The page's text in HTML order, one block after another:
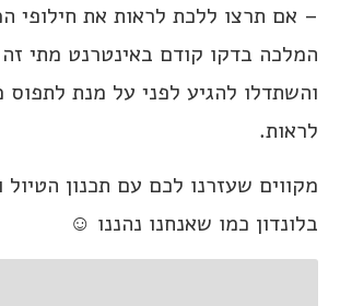
– אם תרצו ללכת לראות את חילופי
המלכה בדקו קודם באינטרנט מתי
והשתדלו להגיע לפני על מנת לתפוס
לראות.
מקווים שעזרנו לכם עם תכנון הטיול
בלונדון כמו שאנחנו נהננו ☺️